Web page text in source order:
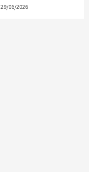
29/06/2026